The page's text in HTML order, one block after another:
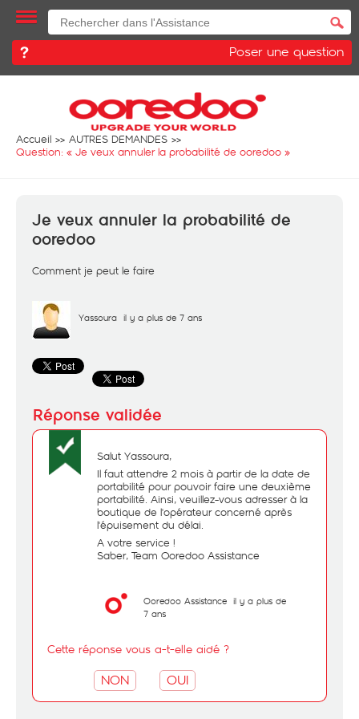
Poser une question
Accueil
AUTRES DEMANDES
Question: « Je veux annuler la probabilité de ooredoo »
Je veux annuler la probabilité de
ooredoo
Comment je peut le faire
Yassoura il y a plus de 7 ans
Salut Yassoura,
Il faut attendre 2 mois à partir de la date de
portabilité pour pouvoir faire une deuxième
portabilité. Ainsi, veuillez-vous adresser à la
boutique de l'opérateur concerné après
l'épuisement du délai.
A votre service !
Saber, Team Ooredoo Assistance
Ooredoo Assistance il y a plus de
7 ans
Cette réponse vous a-t-elle aidé ?
NON OUI